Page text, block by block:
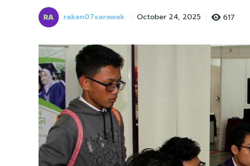
rakan07sarawak October 24, 2025 617